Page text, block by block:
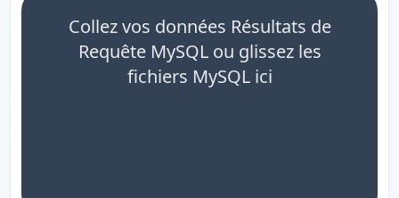
Collez vos données Résultats de
Requête MySQL ou glissez les
fichiers MySQL ici